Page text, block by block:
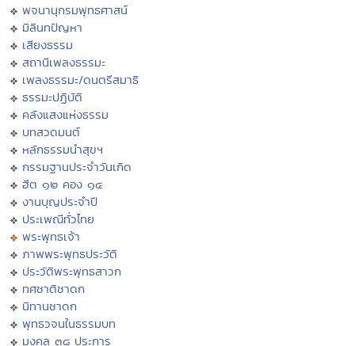
พจนานุกรมพุทธศาสน์
มิลินทปัญหา
เสียงธรรม
สถานีเพลงธรรมะ
เพลงธรรมะ/ดนตรีสมาธิ
ธรรมะปฏิบัติ
คลังแสงแห่งธรรม
บทสวดมนต์
หลักธรรมนำสุขฯ
กรรมฐานประจำวันเกิด
ฮีต ๑๒ คอง ๑๔
งานบุญประจำปี
ประเพณีทั่วไทย
พระพุทธเจ้า
ภาพพระพุทธประวัติ
ประวัติพระพุทธสาวก
ทศชาติชาดก
นิทานชาดก
พุทธวจนในธรรมบท
มงคล ๓๘ ประการ